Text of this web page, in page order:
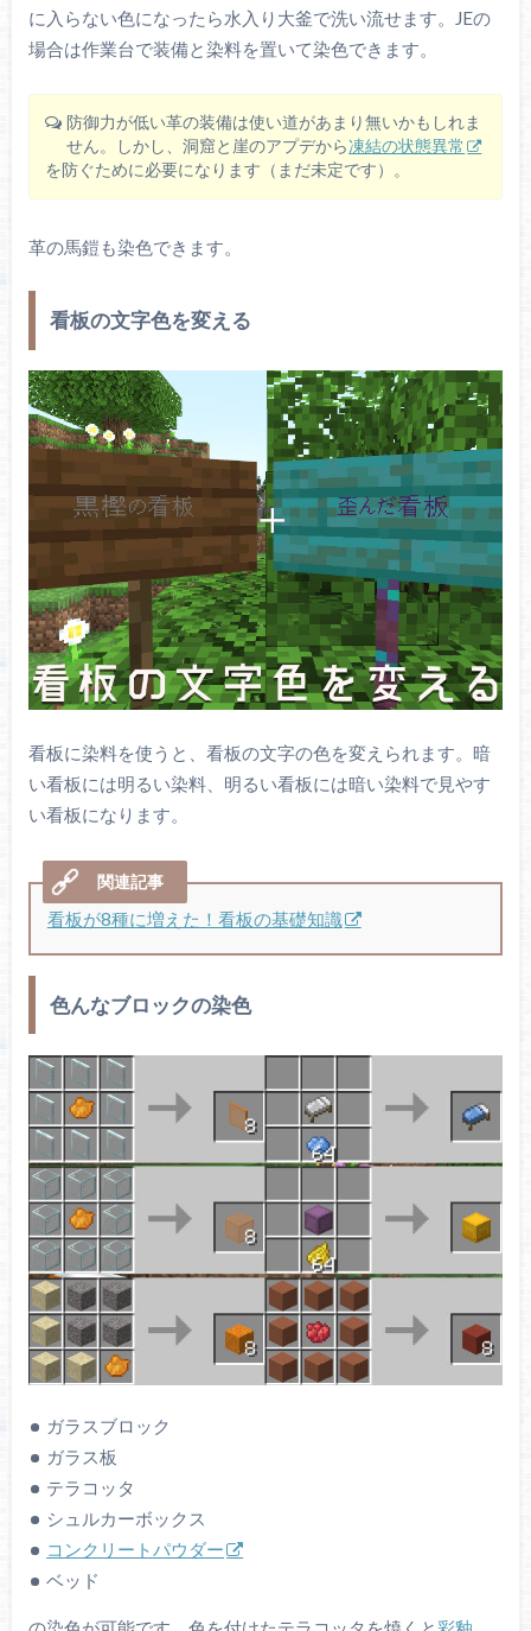
に入らない色になったら水入り大釜で洗い流せます。JEの
場合は作業台で装備と染料を置いて染色できます。
防御力が低い革の装備は使い道があまり無いかもしれま
せん。しかし、洞窟と崖のアプデから凍結の状態異常
を防ぐために必要になります（まだ未定です）。
革の馬鎧も染色できます。
看板の文字色を変える
看板に染料を使うと、看板の文字の色を変えられます。暗
い看板には明るい染料、明るい看板には暗い染料で見やす
い看板になります。
看板が8種に増えた！看板の基礎知識
色んなブロックの染色
ガラスブロック
ガラス板
テラコッタ
シュルカーボックス
コンクリートパウダー
ベッド